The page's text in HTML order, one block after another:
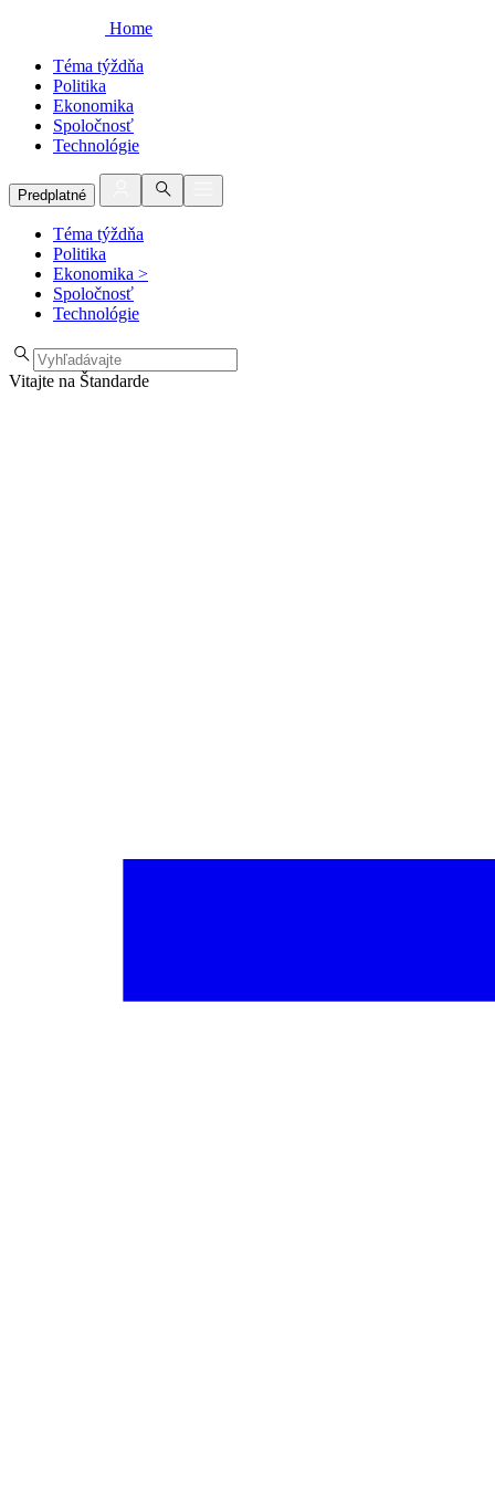
Home
Téma týždňa
Politika
Ekonomika
Spoločnosť
Technológie
Predplatné
Téma týždňa
Politika
Ekonomika >
Spoločnosť
Technológie
Vitajte na Štandarde